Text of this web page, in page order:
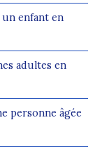
un enfant en
adultes en
personne âgée